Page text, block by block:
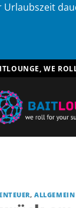
WE
,ALLGEMEIN